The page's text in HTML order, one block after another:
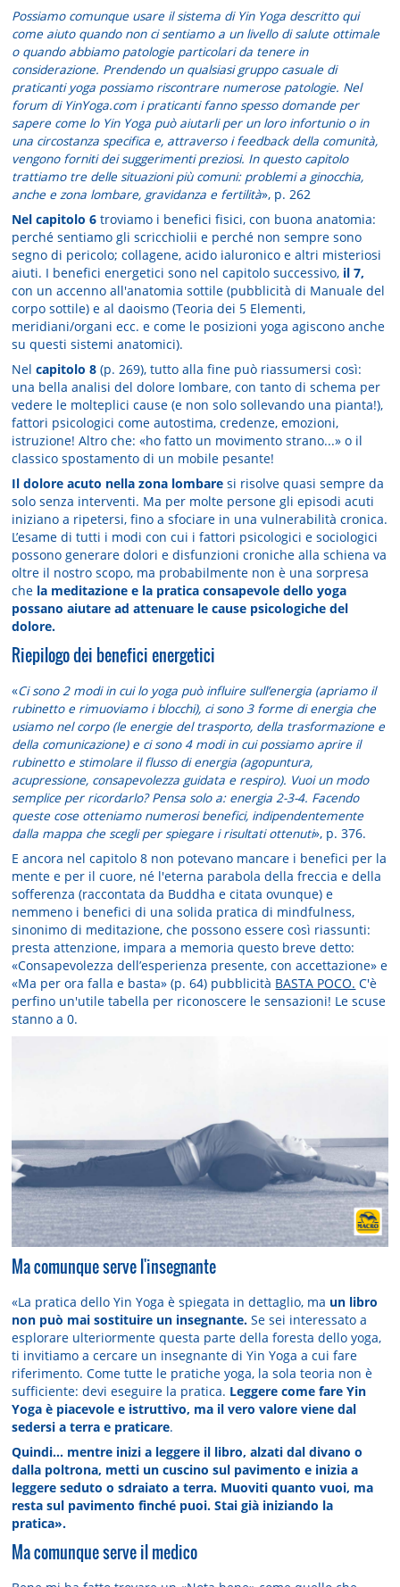
Possiamo comunque usare il sistema di Yin Yoga descritto qui
come aiuto quando non ci sentiamo a un livello di salute ottimale
o quando abbiamo patologie particolari da tenere in
considerazione. Prendendo un qualsiasi gruppo casuale di
praticanti yoga possiamo riscontrare numerose patologie. Nel
forum di YinYoga.com i praticanti fanno spesso domande per
sapere come lo Yin Yoga può aiutarli per un loro infortunio o in
una circostanza specifica e, attraverso i feedback della comunità,
vengono forniti dei suggerimenti preziosi. In questo capitolo
trattiamo tre delle situazioni più comuni: problemi a ginocchia,
anche e zona lombare, gravidanza e fertilità», p. 262
Nel capitolo 6 troviamo i benefici fisici, con buona anatomia:
perché sentiamo gli scricchiolii e perché non sempre sono
segno di pericolo; collagene, acido ialuronico e altri misteriosi
aiuti. I benefici energetici sono nel capitolo successivo, il 7,
con un accenno all'anatomia sottile (pubblicità di Manuale del
corpo sottile) e al daoismo (Teoria dei 5 Elementi,
meridiani/organi ecc. e come le posizioni yoga agiscono anche
su questi sistemi anatomici).
Nel capitolo 8 (p. 269), tutto alla fine può riassumersi così:
una bella analisi del dolore lombare, con tanto di schema per
vedere le molteplici cause (e non solo sollevando una pianta!),
fattori psicologici come autostima, credenze, emozioni,
istruzione! Altro che: «ho fatto un movimento strano...» o il
classico spostamento di un mobile pesante!
Il dolore acuto nella zona lombare si risolve quasi sempre da
solo senza interventi. Ma per molte persone gli episodi acuti
iniziano a ripetersi, fino a sfociare in una vulnerabilità cronica.
L’esame di tutti i modi con cui i fattori psicologici e sociologici
possono generare dolori e disfunzioni croniche alla schiena va
oltre il nostro scopo, ma probabilmente non è una sorpresa
che la meditazione e la pratica consapevole dello yoga
possano aiutare ad attenuare le cause psicologiche del
dolore.
Riepilogo dei benefici energetici
«Ci sono 2 modi in cui lo yoga può influire sull’energia (apriamo il
rubinetto e rimuoviamo i blocchi), ci sono 3 forme di energia che
usiamo nel corpo (le energie del trasporto, della trasformazione e
della comunicazione) e ci sono 4 modi in cui possiamo aprire il
rubinetto e stimolare il flusso di energia (agopuntura,
acupressione, consapevolezza guidata e respiro). Vuoi un modo
semplice per ricordarlo? Pensa solo a: energia 2-3-4. Facendo
queste cose otteniamo numerosi benefici, indipendentemente
dalla mappa che scegli per spiegare i risultati ottenuti», p. 376.
E ancora nel capitolo 8 non potevano mancare i benefici per la
mente e per il cuore, né l'eterna parabola della freccia e della
sofferenza (raccontata da Buddha e citata ovunque) e
nemmeno i benefici di una solida pratica di mindfulness,
sinonimo di meditazione, che possono essere così riassunti:
presta attenzione, impara a memoria questo breve detto:
«Consapevolezza dell’esperienza presente, con accettazione» e
«Ma per ora falla e basta» (p. 64) pubblicità BASTA POCO. C'è
perfino un'utile tabella per riconoscere le sensazioni! Le scuse
stanno a 0.
Ma comunque serve l'insegnante
«La pratica dello Yin Yoga è spiegata in dettaglio, ma un libro
non può mai sostituire un insegnante. Se sei interessato a
esplorare ulteriormente questa parte della foresta dello yoga,
ti invitiamo a cercare un insegnante di Yin Yoga a cui fare
riferimento. Come tutte le pratiche yoga, la sola teoria non è
sufficiente: devi eseguire la pratica. Leggere come fare Yin
Yoga è piacevole e istruttivo, ma il vero valore viene dal
sedersi a terra e praticare.
Quindi... mentre inizi a leggere il libro, alzati dal divano o
dalla poltrona, metti un cuscino sul pavimento e inizia a
leggere seduto o sdraiato a terra. Muoviti quanto vuoi, ma
resta sul pavimento finché puoi. Stai già iniziando la
pratica».
Ma comunque serve il medico